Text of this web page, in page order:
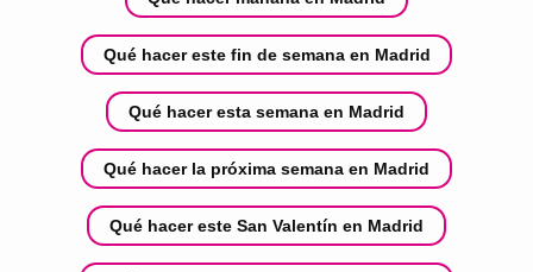
Qué hacer este fin de semana en Madrid
Qué hacer esta semana en Madrid
Qué hacer la próxima semana en Madrid
Qué hacer este San Valentín en Madrid